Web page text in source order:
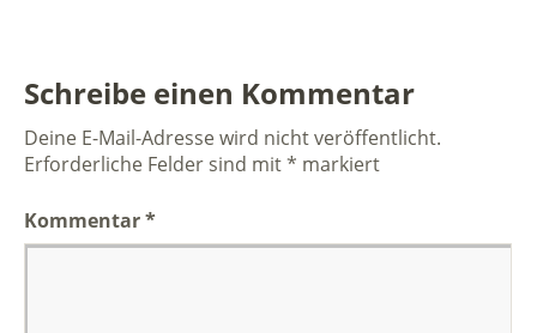
Schreibe einen Kommentar
Deine E-Mail-Adresse wird nicht veröffentlicht.
Erforderliche Felder sind mit* markiert
Kommentar*